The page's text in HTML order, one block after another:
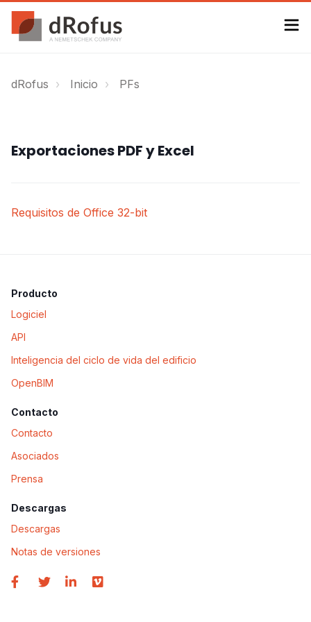
dRofus Inicio PFs
Exportaciones PDF y Excel
Requisitos de Office 32-bit
Producto
Logiciel
API
Inteligencia del ciclo de vida del edificio
OpenBIM
Contacto
Contacto
Asociados
Prensa
Descargas
Descargas
Notas de versiones